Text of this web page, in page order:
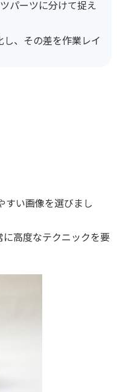
パーツに分けて捉え
、その差を作業レイ
すい画像を選びまし
高度なテクニックを要